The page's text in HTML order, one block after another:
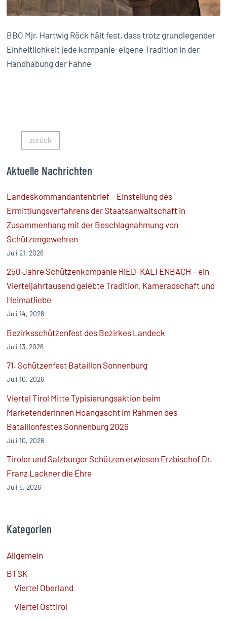
BBO Mjr. Hartwig Röck hält fest, dass trotz grundlegender
Einheitlichkeit jede kompanie-eigene Tradition in der
Handhabung der Fahne
zurück
Aktuelle Nachrichten
Landeskommandantenbrief – Einstellung des
Ermittlungsverfahrens der Staatsanwaltschaft in
Zusammenhang mit der Beschlagnahmung von
Schützengewehren
Juli 21, 2026
250 Jahre Schützenkompanie RIED-KALTENBACH – ein
Vierteljahrtausend gelebte Tradition, Kameradschaft und
Heimatliebe
Juli 14, 2026
Bezirksschützenfest des Bezirkes Landeck
Juli 13, 2026
71. Schützenfest Bataillon Sonnenburg
Juli 10, 2026
Viertel Tirol Mitte Typisierungsaktion beim
Marketenderinnen Hoangascht im Rahmen des
Bataillonfestes Sonnenburg 2026
Juli 10, 2026
Tiroler und Salzburger Schützen erwiesen Erzbischof Dr.
Franz Lackner die Ehre
Juli 6, 2026
Kategorien
Allgemein
BTSK
Viertel Oberland
Viertel Osttirol